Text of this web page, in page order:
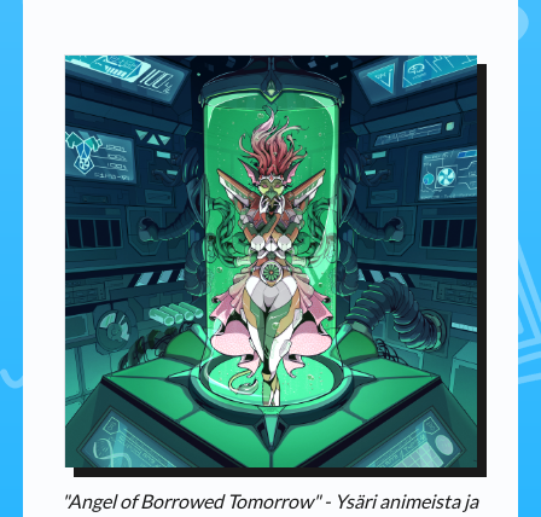
"Angel of Borrowed Tomorrow" - Ysäri animeista ja